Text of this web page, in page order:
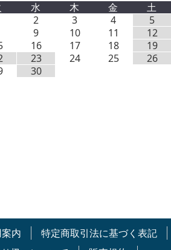
水 木 金
土
2 3 4
5
9 10 11
12
16 17 18
19
23 24 25
26
30
内
特定商取引法に基づく表記